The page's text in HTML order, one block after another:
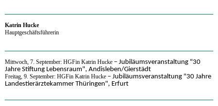
‍Katrin Hucke
Hauptgeschäftsführerin
‍Mittwoch, 7. September: HGFin Katrin Hucke – Jubiläumsveranstaltung "30
Jahre Stiftung Lebensraum", Andisleben/Gierstädt
Freitag, 9. September: HGFin Katrin Hucke – Jubiläumsveranstaltung "30 Jahre
Landestierärztekammer Thüringen", Erfurt